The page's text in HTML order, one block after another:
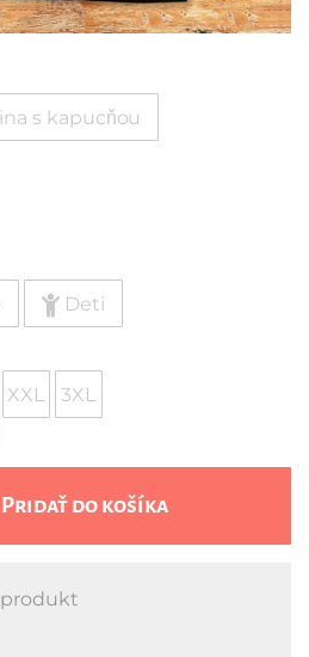
s kapucňou
Deti
XXL 3XL
Pridať do košíka